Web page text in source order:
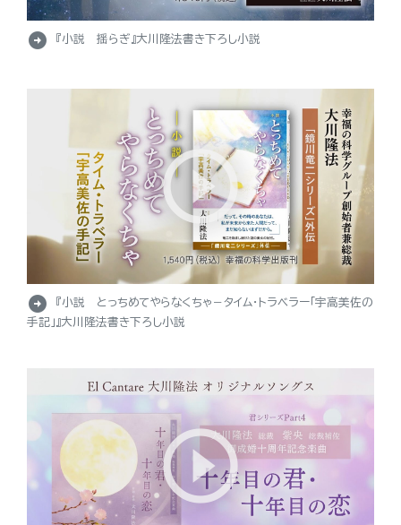
arrow_circle_right 『小説 揺らぎ』大川隆法書き下ろし小説
arrow_circle_right
『小説 とっちめてやらなくちゃ－タイム・トラベラー「宇高美佐の
手記」』大川隆法書き下ろし小説